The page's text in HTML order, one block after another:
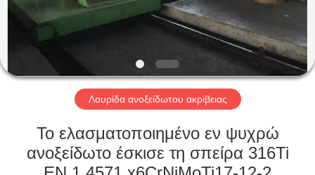
ΒΊΝΤΕΟ
ΠΕΡΊΠΟΥ
ΕΜΕΊΣ
ΓΎΡΟΣ
ΕΡΓΟΣΤΑΣΊΩΝ
Λουρίδα ανοξείδωτου ακρίβειας
Το ελασματοποιημένο εν ψυχρώ
ανοξείδωτο έσκισε τη σπείρα 316Ti